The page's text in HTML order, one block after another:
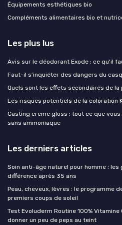
Équipements esthétiques bio
Compléments alimentaires bio et
Les plus lus
Avis sur le déodorant Exode : ce qu'il
Faut-il s’inquiéter des dangers du
Quels sont les effets secondaires de la
Les risques potentiels de la coloration
Casting creme gloss : tout ce que
sans ammoniaque
Les derniers articles
Soin anti-âge naturel pour homme :
différence après 35 ans
Peau, cheveux, lèvres : le programme
premiers coups de soleil
Test Evoluderm Routine 100%
donner un peu de peps au teint